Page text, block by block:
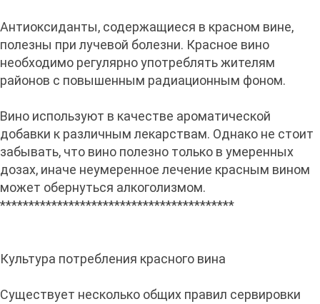
Антиоксиданты, содержащиеся в красном вине,
полезны при лучевой болезни. Красное вино
необходимо регулярно употреблять жителям
районов с повышенным радиационным фоном.
Вино используют в качестве ароматической
добавки к различным лекарствам. Однако не стоит
забывать, что вино полезно только в умеренных
дозах, иначе неумеренное лечение красным вином
может обернуться алкоголизмом.
*****************************************
Культура потребления красного вина
Существует несколько общих правил сервировки